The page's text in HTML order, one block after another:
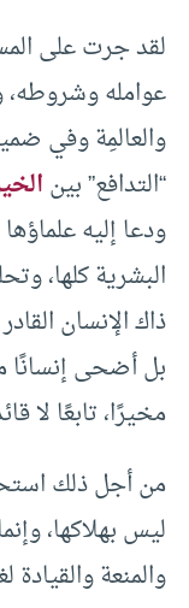
لقد جرت على
عوامله وشروطه،
والعالمِة وفي
“التدافع” بين
ودعا إليه
البشرية كلها،
ذاك الإنسان
بل أضحى إنسانًا
مخيرًا، تابعًا لا
من أجل ذلك
ليس بهلاكها،
والمنعة والقيادة